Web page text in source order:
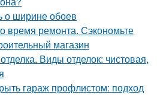
о ширине обоев
время ремонта. Сэкономьте
магазин
Виды отделок: чистовая,
гараж профлистом: подход